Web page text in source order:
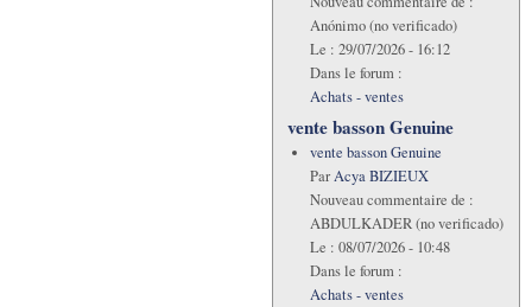
Anónimo (no verificado)
Le : 29/07/2026 - 16:12
Dans le forum :
Achats - ventes
vente basson Genuine
vente basson Genuine
ParAcya BIZIEUX
Nouveau commentaire de :
ABDULKADER (no verificado)
Le : 08/07/2026 - 10:48
Dans le forum :
Achats - ventes